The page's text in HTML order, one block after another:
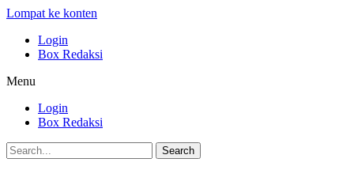
Lompat ke konten
Login
Box Redaksi
Menu
Login
Box Redaksi
Search